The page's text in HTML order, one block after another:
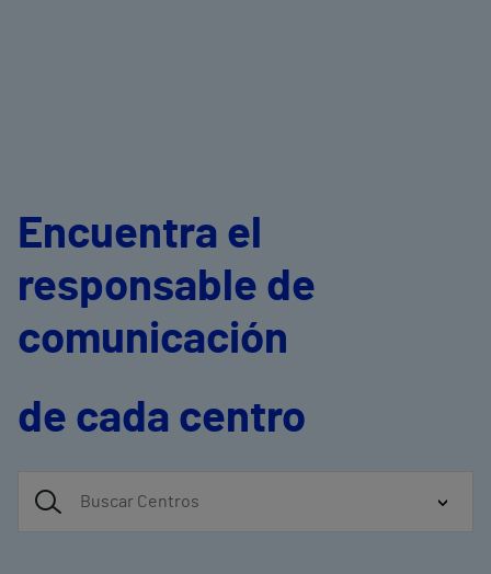
Encuentra el
responsable de
comunicación
de cada centro